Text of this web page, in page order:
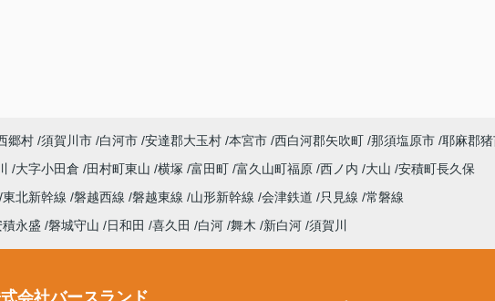
郷村 須賀川市 白河市 安達郡大玉村 本宮市 西白河郡矢吹町 那須塩原市 耶麻郡
大字小田倉 田村町東山 横塚 富田町 富久山町福原 西ノ内 大山 安積町長久保
東北新幹線 磐越西線 磐越東線 山形新幹線 会津鉄道 只見線 常磐線
積永盛 磐城守山 日和田 喜久田 白河 舞木 新白河 須賀川
会社バースランド